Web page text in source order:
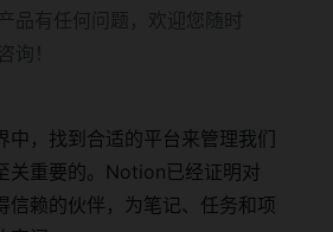
品有任何问题，欢迎您随时
询！
中，找到合适的平台来管理我们
关重要的。Notion已经证明对
信赖的伙伴，为笔记、任务和项